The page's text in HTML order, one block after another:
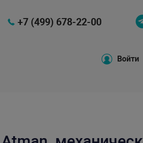
+7 (499) 678-22-00
Войти